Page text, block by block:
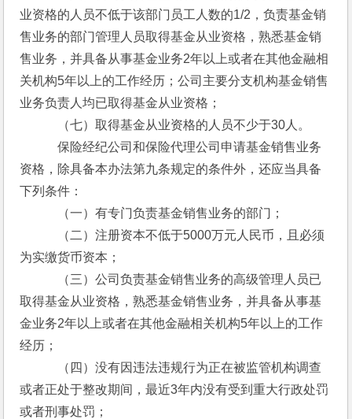
业资格的人员不低于该部门员工人数的1/2，负责基金销
售业务的部门管理人员取得基金从业资格，熟悉基金销
售业务，并具备从事基金业务2年以上或者在其他金融相
关机构5年以上的工作经历；公司主要分支机构基金销售
业务负责人均已取得基金从业资格；
（七）取得基金从业资格的人员不少于30人。
保险经纪公司和保险代理公司申请基金销售业务
资格，除具备本办法第九条规定的条件外，还应当具备
下列条件：
（一）有专门负责基金销售业务的部门；
（二）注册资本不低于5000万元人民币，且必须
为实缴货币资本；
（三）公司负责基金销售业务的高级管理人员已
取得基金从业资格，熟悉基金销售业务，并具备从事基
金业务2年以上或者在其他金融相关机构5年以上的工作
经历；
（四）没有因违法违规行为正在被监管机构调查
或者正处于整改期间，最近3年内没有受到重大行政处罚
或者刑事处罚；